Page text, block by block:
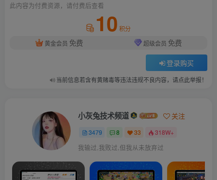
此内容为付费资源，请付费后查看
10 积分
黄金会员 免费 超级会员 免费
登录购买
当前信息若含有黄赌毒等违法违规不良内容，请点此举报！
小灰兔技术频道 关注
3479 8 33 318W+
我输过,我败过,但我从未放弃过